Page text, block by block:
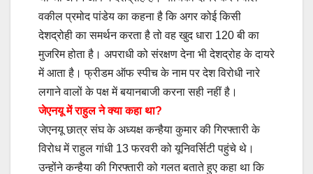
वकील प्रमोद पांडेय का कहना है कि अगर कोई किसी
देशद्रोही का समर्थन करता है तो वह खुद धारा 120 बी का
मुजरिम होता है। अपराधी को संरक्षण देना भी देशद्रोह के दायरे
में आता है। फ्रीडम ऑफ स्पीच के नाम पर देश विरोधी नारे
लगाने वालों के पक्ष में बयानबाजी करना सही नहीं है।
जेएनयू में राहुल ने क्या कहा था?
जेएनयू छात्र संघ के अध्यक्ष कन्हैया कुमार की गिरफ्तारी के
विरोध में राहुल गांधी 13 फरवरी को यूनिवर्सिटी पहुंचे थे।
उन्होंने कन्हैया की गिरफ्तारी को गलत बताते हुए कहा था कि